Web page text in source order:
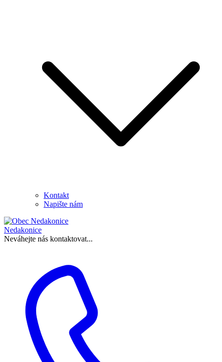
Kontakt
Napište nám
Nedakonice
Neváhejte nás kontaktovat...